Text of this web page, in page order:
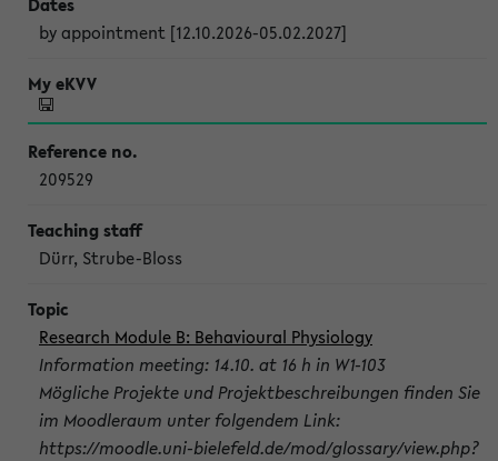
by appointment [12.10.2026-05.02.2027]
209529
Dürr, Strube-Bloss
Research Module B: Behavioural Physiology
Information meeting: 14.10. at 16 h in W1-103
Mögliche Projekte und Projektbeschreibungen finden Sie
im Moodleraum unter folgendem Link:
https://moodle.uni-bielefeld.de/mod/glossary/view.php?